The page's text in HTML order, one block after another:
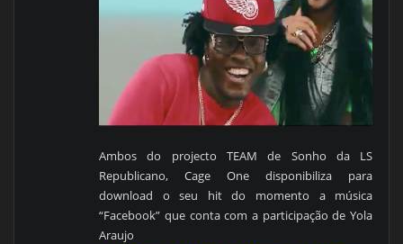
Ambos do projecto TEAM de Sonho da LS
Republicano, Cage One disponibiliza para
download o seu hit do momento a música
“Facebook” que conta com a participação de Yola
Araujo